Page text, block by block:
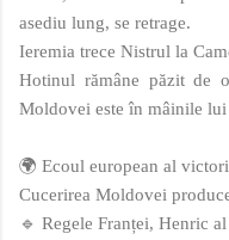
asediu lung, se retrage.
Ieremia trece Nistrul la
Hotinul rămâne păzit de
Moldovei este în mâinile
🌍 Ecoul european al
Cucerirea Moldovei
🔹 Regele Franței, Henric